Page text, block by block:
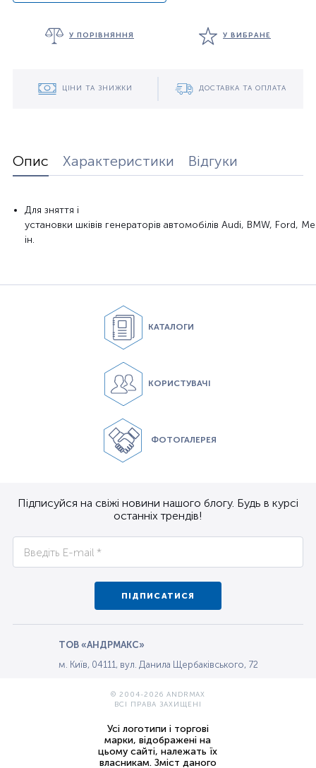
У ПОРІВНЯННЯ У ВИБРАНЕ
ЦІНИ ТА ЗНИЖКИ ДОСТАВКА ТА ОПЛАТА
Опис Характеристики Відгуки
Для зняття і
установки шківів генераторів автомобілів Audi, BMW, Ford,
ін.
КАТАЛОГИ
КОРИСТУВАЧІ
ФОТОГАЛЕРЕЯ
Підписуйся на свіжі новини нашого блогу. Будь в курсі
останніх трендів!
ПІДПИСАТИСЯ
ТОВ «АНДРМАКС»
м. Київ, 04111, вул. Данила Щербаківського, 72
© 2004-2026 ANDRMAX
ВСІ ПРАВА ЗАХИЩЕНІ
Усі логотипи і торгові
марки, відображені на
цьому сайті, належать їх
власникам. Зміст даного